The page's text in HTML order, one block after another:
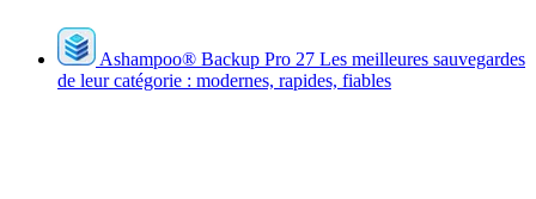
Ashampoo® Backup Pro 27 Les meilleures sauvegardes
de leur catégorie : modernes, rapides, fiables